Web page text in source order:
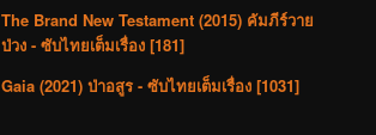
The Brand New Testament (2015) คัมภีร์วาย
ป่วง - ซับไทยเต็มเรื่อง [181]
Gaia (2021) ป่าอสูร - ซับไทยเต็มเรื่อง [1031]